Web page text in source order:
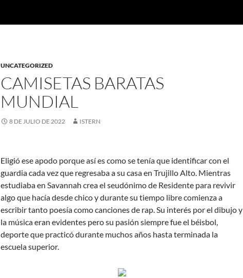
UNCATEGORIZED
CAMISETAS BARATAS
MUNDIAL
8 DE JULIO DE 2022 ISTERN
Eligió ese apodo porque así es como se tenía que identificar con el
guardia cada vez que regresaba a su casa en Trujillo Alto. Mientras
estudiaba en Savannah crea el seudónimo de Residente para revivir
algo que hacía desde chico y durante su tiempo libre comienza a
escribir tanto poesía como canciones de rap. Su interés por el dibujo y
la música eran evidentes pero su pasión siempre fue el béisbol,
deporte que practicó durante muchos años hasta terminada la
escuela superior.